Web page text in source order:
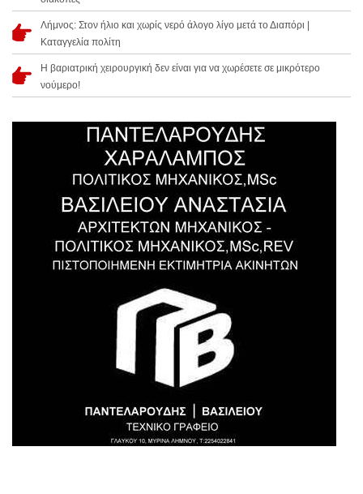
Λήμνος: Στον ήλιο και χωρίς νερό άλογο λίγο μετά το Διαπόρι |
Καταγγελία πολίτη
Η βαριατρική χειρουργική δεν είναι για να χωρέσετε σε μικρότερο
νούμερο!